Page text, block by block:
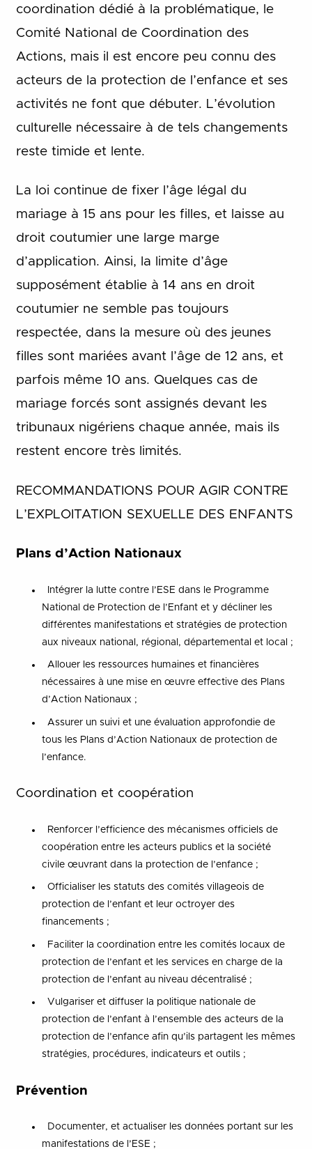
coordination dédié à la problématique, le
Comité National de Coordination des
Actions, mais il est encore peu connu des
acteurs de la protection de l’enfance et ses
activités ne font que débuter. L’évolution
culturelle nécessaire à de tels changements
reste timide et lente.
La loi continue de fixer l’âge légal du
mariage à 15 ans pour les filles, et laisse au
droit coutumier une large marge
d’application. Ainsi, la limite d’âge
supposément établie à 14 ans en droit
coutumier ne semble pas toujours
respectée, dans la mesure où des jeunes
filles sont mariées avant l’âge de 12 ans, et
parfois même 10 ans. Quelques cas de
mariage forcés sont assignés devant les
tribunaux nigériens chaque année, mais ils
restent encore très limités.
RECOMMANDATIONS POUR AGIR CONTRE
L’EXPLOITATION SEXUELLE DES ENFANTS
Plans d’Action Nationaux
Intégrer la lutte contre l’ESE dans le Programme
National de Protection de l’Enfant et y décliner les
différentes manifestations et stratégies de protection
aux niveaux national, régional, départemental et local ;
Allouer les ressources humaines et financières
nécessaires à une mise en œuvre effective des Plans
d’Action Nationaux ;
Assurer un suivi et une évaluation approfondie de
tous les Plans d’Action Nationaux de protection de
l’enfance.
Coordination et coopération
Renforcer l’efficience des mécanismes officiels de
coopération entre les acteurs publics et la société
civile œuvrant dans la protection de l’enfance ;
Officialiser les statuts des comités villageois de
protection de l’enfant et leur octroyer des
financements ;
Faciliter la coordination entre les comités locaux de
protection de l’enfant et les services en charge de la
protection de l’enfant au niveau décentralisé ;
Vulgariser et diffuser la politique nationale de
protection de l’enfant à l’ensemble des acteurs de la
protection de l’enfance afin qu’ils partagent les mêmes
stratégies, procédures, indicateurs et outils ;
Prévention
Documenter, et actualiser les données portant sur les
manifestations de l’ESE ;